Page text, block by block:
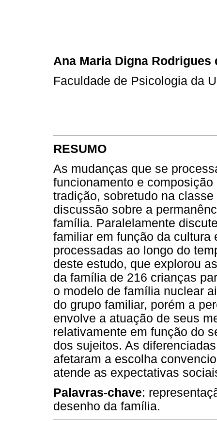
Ana Maria Digna Rodrigues
Faculdade de Psicologia da
RESUMO
As mudanças que se
funcionamento e
tradição, sobretudo na
discussão sobre a
família. Paralelamente
familiar em função da cultura
processadas ao longo do
deste estudo, que explorou
da família de 216 crianças
o modelo de família nuclear
do grupo familiar, porém a
envolve a atuação de seus
relativamente em função do
dos sujeitos. As
afetaram a escolha
atende as expectativas
Palavras-chave:
desenho da família.